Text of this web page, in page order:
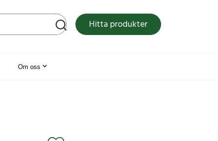
Hitta produkter
Om oss